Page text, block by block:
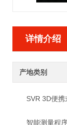
详情介绍
产地类别
SVR 3D便
智能测量程序